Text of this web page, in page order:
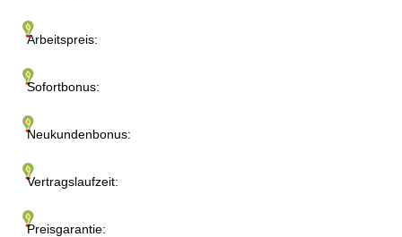
Arbeitspreis:
Sofortbonus:
Neukundenbonus:
Vertragslaufzeit:
Preisgarantie: